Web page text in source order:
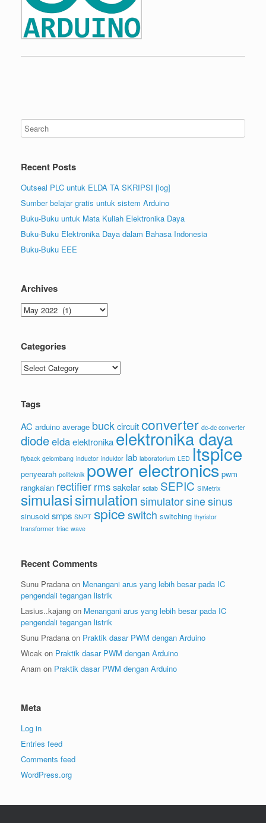
Recent Posts
Outseal PLC untuk ELDA TA SKRIPSI [log]
Sumber belajar gratis untuk sistem Arduino
Buku-Buku untuk Mata Kuliah Elektronika Daya
Buku-Buku Elektronika Daya dalam Bahasa Indonesia
Buku-Buku EEE
Archives
Archives
Categories
Categories
Tags
AC arduino average buckcircuitconverter dc-dc converter
diodeeldaelektronika elektronika daya
flyback gelombang inductor induktor lab laboratorium LED ltspice
penyearah politeknik power electronics pwm
rangkaian rectifier rmssakelar scilab SEPIC SIMetrix
simulasisimulation simulatorsine sinus
sinusoid smps SNPT spice switch switching thyristor
transformer triac wave
Recent Comments
Sunu Pradana on Menangani arus yang lebih besar pada IC
pengendali tegangan listrik
Lasius..kajang on Menangani arus yang lebih besar pada IC
pengendali tegangan listrik
Sunu Pradana on Praktik dasar PWM dengan Arduino
Wicak on Praktik dasar PWM dengan Arduino
Anam on Praktik dasar PWM dengan Arduino
Meta
Log in
Entries feed
Comments feed
WordPress.org